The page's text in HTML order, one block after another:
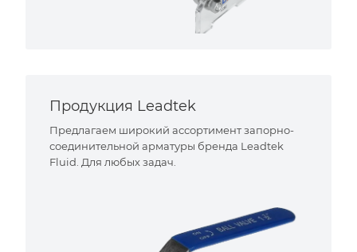
Продукция Leadtek
Предлагаем широкий ассортимент запорно-
соединительной арматуры бренда Leadtek
Fluid. Для любых задач.